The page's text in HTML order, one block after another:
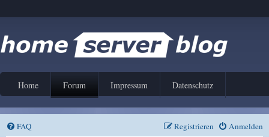
Home Forum Impressum Datenschutz
FAQ Anmelden
Registrieren